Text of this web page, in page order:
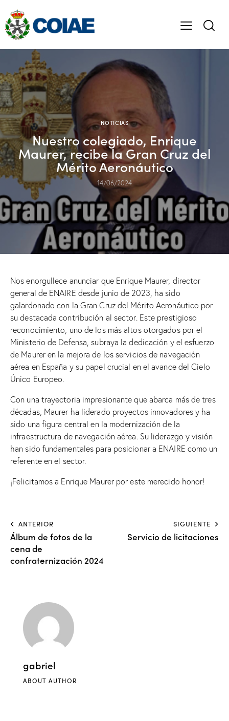
NOTICIAS
Nuestro colegiado, Enrique
Maurer, recibe la Gran Cruz del
Mérito Aeronáutico
14/06/2024
Nos enorgullece anunciar que Enrique Maurer, director
general de ENAIRE desde junio de 2023, ha sido
galardonado con la Gran Cruz del Mérito Aeronáutico por
su destacada contribución al sector. Este prestigioso
reconocimiento, uno de los más altos otorgados por el
Ministerio de Defensa, subraya la dedicación y el esfuerzo
de Maurer en la mejora de los servicios de navegación
aérea en España y su papel crucial en el avance del Cielo
Único Europeo.
Con una trayectoria impresionante que abarca más de tres
décadas, Maurer ha liderado proyectos innovadores y ha
sido una figura central en la modernización de la
infraestructura de navegación aérea. Su liderazgo y visión
han sido fundamentales para posicionar a ENAIRE como un
referente en el sector.
¡Felicitamos a Enrique Maurer por este merecido honor!
ANTERIOR
Álbum de fotos de la
cena de
confraternización 2024
SIGUIENTE
Servicio de licitaciones
gabriel
ABOUT AUTHOR